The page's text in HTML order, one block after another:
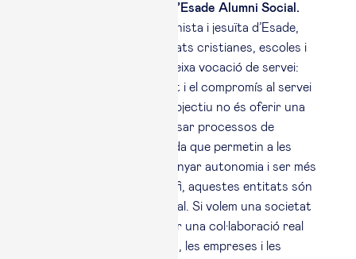
Isabel Rallo, directora d’Esade Alumni Social.
“Des de la tradició humanista i jesuïta d’Esade,
compartim amb comunitats cristianes, escoles i
entitats socials una mateixa vocació de servei:
mobilitzar el coneixement i el compromís al servei
del bé comú. El nostre objectiu no és oferir una
ajuda puntual, sinó impulsar processos de
transformació sostinguda que permetin a les
entitats enfortir-se, guanyar autonomia i ser més
sostenibles. Al cap i a la fi, aquestes entitats són
la garantia de la pau social. Si volem una societat
harmoniosa, hi ha d’haver una col·laboració real
entre les entitats socials, les empreses i les